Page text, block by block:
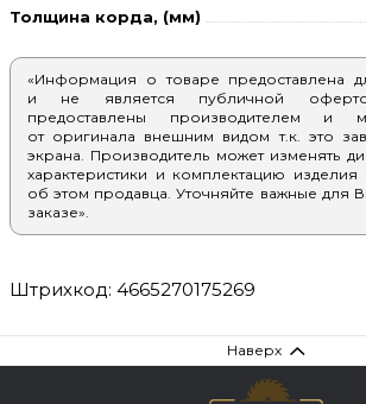
Штрихкод: 4665270175269
Толщина корда, (мм)
«Информация о товаре предоставлена
и не является публичной
предоставлены производителем и
от оригинала внешним видом т.к. это
экрана. Производитель может изменять
характеристики и комплектацию
об этом продавца. Уточняйте важные для
заказе».
Наверх